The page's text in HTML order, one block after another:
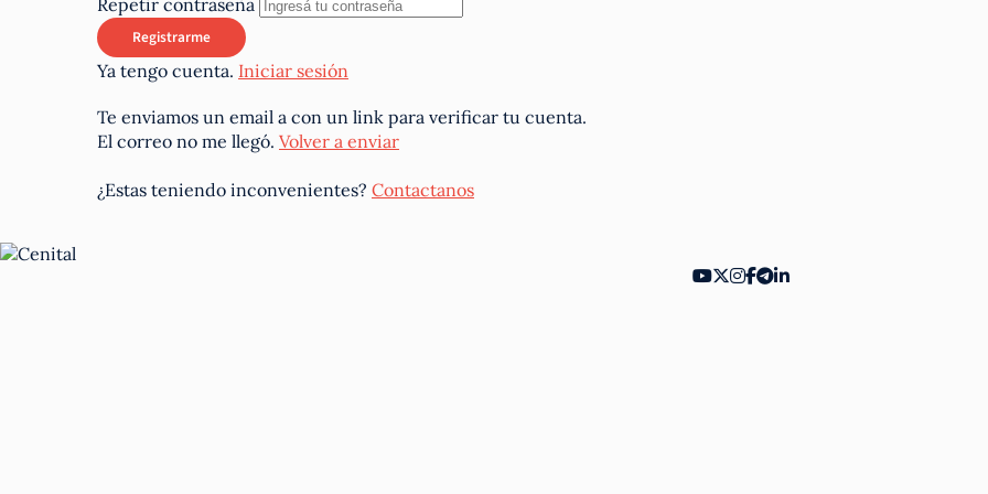
Repetir contraseña
Ya tengo cuenta. Iniciar sesión
Te enviamos un email a con un link para verificar tu cuenta.
El correo no me llegó. Volver a enviar
¿Estas teniendo inconvenientes? Contactanos